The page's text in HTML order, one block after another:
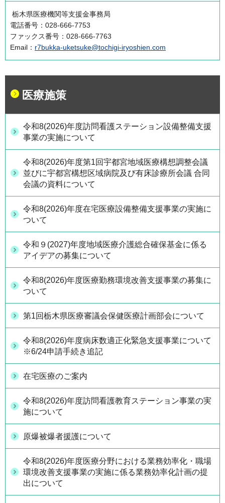
栃木県医療機関等支援金事務局
電話番号：028-666-7753
ファックス番号：028-666-7763
Email： r7bukka-uketsuke@tochigi-iryoshien.com
医療施策
令和8(2026)年度訪問看護ステーション設備整備支援
事業の実施について
令和8(2026)年度第1回宇都宮地域医療構想調整会議
並びに宇都宮構想区域病院及び有床診療所会議 合同
会議の資料について
令和8(2026)年度在宅医療設備整備支援事業の実施に
ついて
令和９(2027)年度地域医療介護総合確保基金に係る
アイデアの募集について
令和8(2026)年度医療勤務環境改善支援事業の募集に
ついて
第1回栃木県医療審議会保健医療計画部会について
令和8(2026)年度病床数適正化緊急支援事業について
※6/24申請手続き追記
在宅医療のご案内
令和8(2026)年度訪問看護教育ステーション事業の実
施について
原爆被爆者援護について
令和8(2026)年度医療分野における業務効率化・職場
環境改善支援事業の実施に係る業務効率化計画の提
出について